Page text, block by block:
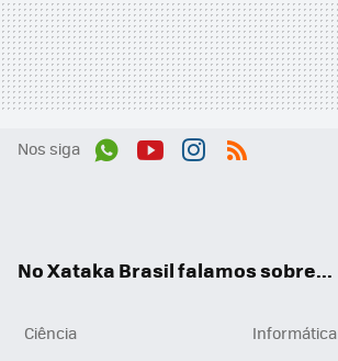
Nos siga
No Xataka Brasil falamos sobre...
Ciência
Informática